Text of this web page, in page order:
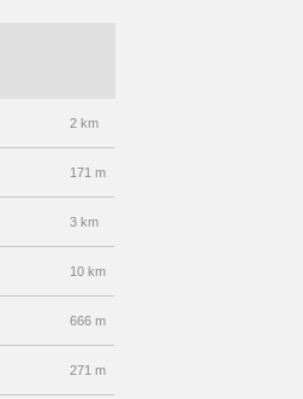
2 km
171 m
3 km
10 km
666 m
271 m